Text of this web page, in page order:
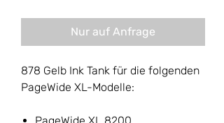
Nur auf Anfrage
878 Gelb Ink Tank für die folgenden
PageWide XL-Modelle: